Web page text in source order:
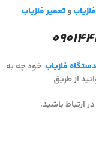
وتعمیر فلزیاب
دستگاه فلزیاب خود چه به
از طریق
در ارتباط باشید.